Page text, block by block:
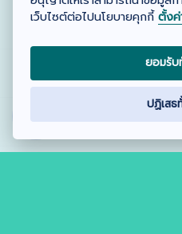
เว็บไซต์ต่อไปนโยบายคุกกี้ตั้ง
ยอมรั
ปฏิเส